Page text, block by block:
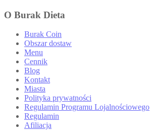
O Burak Dieta
Burak Coin
Obszar dostaw
Menu
Cennik
Blog
Kontakt
Miasta
Polityka prywatności
Regulamin Programu Lojalnościowego
Regulamin
Afiliacja